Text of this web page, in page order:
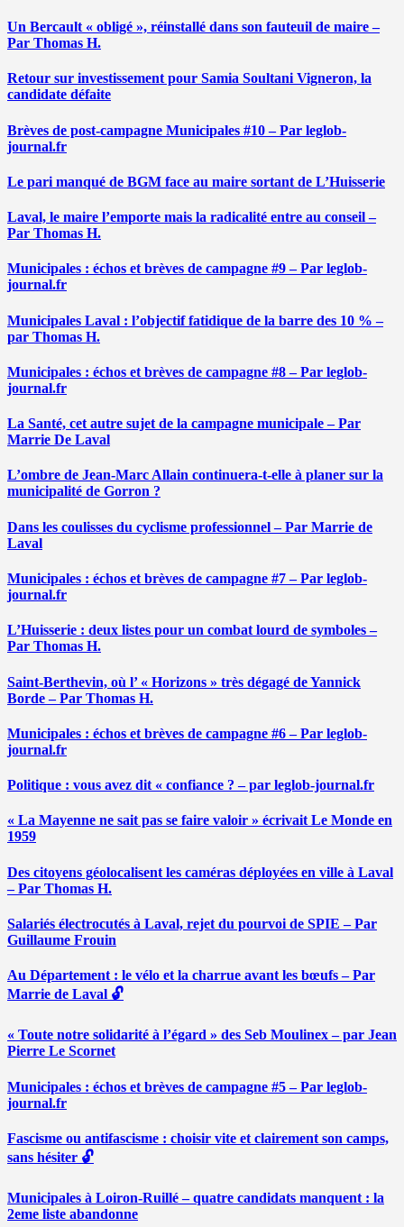
Un Bercault « obligé », réinstallé dans son fauteuil de maire –
Par Thomas H.
Retour sur investissement pour Samia Soultani Vigneron, la
candidate défaite
Brèves de post-campagne Municipales #10 – Par leglob-
journal.fr
Le pari manqué de BGM face au maire sortant de L’Huisserie
Laval, le maire l’emporte mais la radicalité entre au conseil –
Par Thomas H.
Municipales : échos et brèves de campagne #9 – Par leglob-
journal.fr
Municipales Laval : l’objectif fatidique de la barre des 10 % –
par Thomas H.
Municipales : échos et brèves de campagne #8 – Par leglob-
journal.fr
La Santé, cet autre sujet de la campagne municipale – Par
Marrie De Laval
L’ombre de Jean-Marc Allain continuera-t-elle à planer sur la
municipalité de Gorron ?
Dans les coulisses du cyclisme professionnel – Par Marrie de
Laval
Municipales : échos et brèves de campagne #7 – Par leglob-
journal.fr
L’Huisserie : deux listes pour un combat lourd de symboles –
Par Thomas H.
Saint-Berthevin, où l’ « Horizons » très dégagé de Yannick
Borde – Par Thomas H.
Municipales : échos et brèves de campagne #6 – Par leglob-
journal.fr
Politique : vous avez dit « confiance ? – par leglob-journal.fr
« La Mayenne ne sait pas se faire valoir » écrivait Le Monde en
1959
Des citoyens géolocalisent les caméras déployées en ville à Laval
– Par Thomas H.
Salariés électrocutés à Laval, rejet du pourvoi de SPIE – Par
Guillaume Frouin
Au Département : le vélo et la charrue avant les bœufs – Par
Marrie de Laval 🔓
« Toute notre solidarité à l’égard » des Seb Moulinex – par Jean
Pierre Le Scornet
Municipales : échos et brèves de campagne #5 – Par leglob-
journal.fr
Fascisme ou antifascisme : choisir vite et clairement son camps,
sans hésiter 🔓
Municipales à Loiron-Ruillé – quatre candidats manquent : la
2eme liste abandonne